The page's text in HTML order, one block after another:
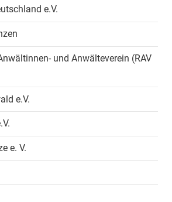
e.V.
und Anwälteverein (RAV
e.V.
e. V.